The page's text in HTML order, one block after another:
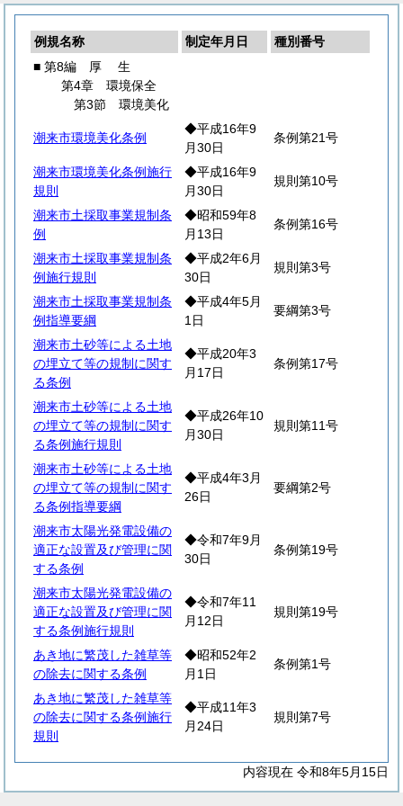
例規名称 制定年月日
種別番号
■ 第8編 厚 生
第4章 環境保全
第3節 環境美化
潮来市環境美化条例
◆平成16年9
月30日
条例第21号
潮来市環境美化条例施行
規則
◆平成16年9
月30日
規則第10号
潮来市土採取事業規制条
例
◆昭和59年8
月13日
条例第16号
潮来市土採取事業規制条
例施行規則
◆平成2年6月
30日
規則第3号
潮来市土採取事業規制条
例指導要綱
◆平成4年5月
1日
要綱第3号
潮来市土砂等による土地
の埋立て等の規制に関す
る条例
◆平成20年3
月17日
条例第17号
潮来市土砂等による土地
の埋立て等の規制に関す
る条例施行規則
◆平成26年10
月30日
規則第11号
潮来市土砂等による土地
の埋立て等の規制に関す
る条例指導要綱
◆平成4年3月
26日
要綱第2号
潮来市太陽光発電設備の
適正な設置及び管理に関
する条例
◆令和7年9月
30日
条例第19号
潮来市太陽光発電設備の
適正な設置及び管理に関
する条例施行規則
◆令和7年11
月12日
規則第19号
あき地に繁茂した雑草等
の除去に関する条例
◆昭和52年2
月1日
条例第1号
あき地に繁茂した雑草等
の除去に関する条例施行
規則
◆平成11年3
月24日
規則第7号
内容現在 令和8年5月15日